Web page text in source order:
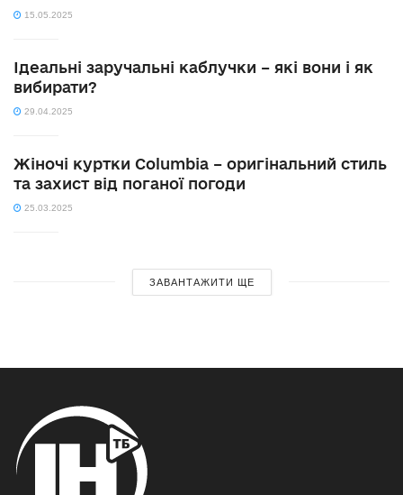
15.05.2025
Ідеальні заручальні каблучки – які вони і як
вибирати?
29.04.2025
Жіночі куртки Columbia – оригінальний стиль
та захист від поганої погоди
25.03.2025
ЗАВАНТАЖИТИ ЩЕ